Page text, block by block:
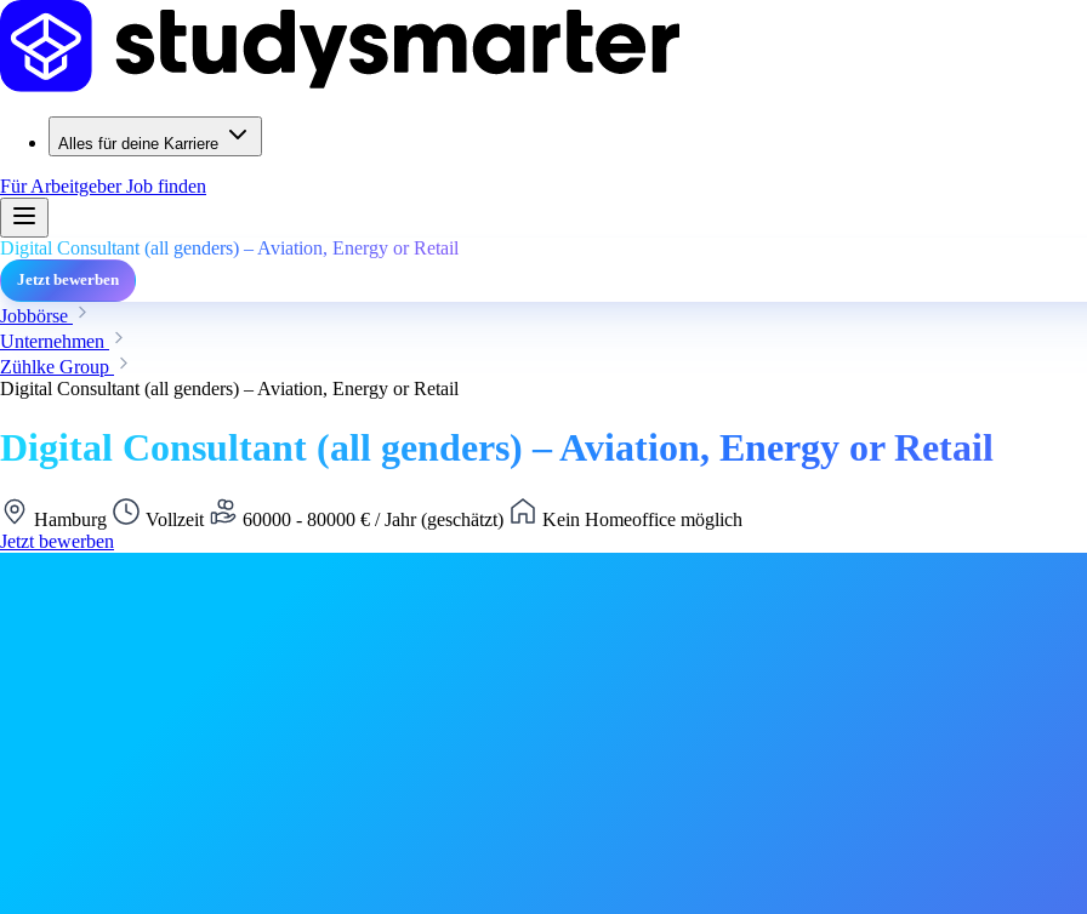
Alles für deine Karriere
Für ArbeitgeberJob finden
Digital Consultant (all genders) – Aviation, Energy or Retail
Jetzt bewerben
Jobbörse
Unternehmen
Zühlke Group
Digital Consultant (all genders) – Aviation, Energy or Retail
Digital Consultant (all genders) – Aviation, Energy or Retail
Hamburg Vollzeit 60000 - 80000 € / Jahr (geschätzt)
Kein Homeoffice möglich
Jetzt bewerben